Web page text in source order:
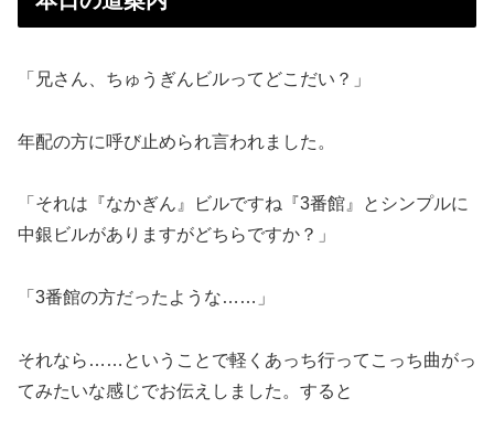
「兄さん、ちゅうぎんビルってどこだい？」
年配の方に呼び止められ言われました。
「それは『なかぎん』ビルですね『3番館』とシンプルに
中銀ビルがありますがどちらですか？」
「3番館の方だったような……」
それなら……ということで軽くあっち行ってこっち曲がっ
てみたいな感じでお伝えしました。すると